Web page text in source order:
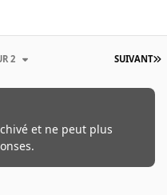
SUIVANT
2
et ne peut plus